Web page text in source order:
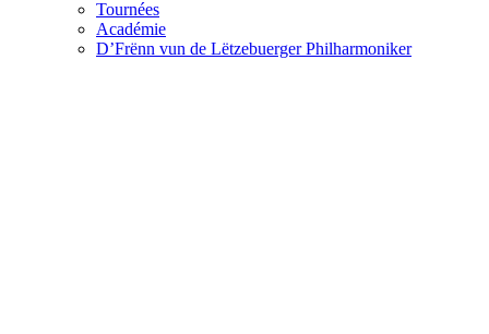
Tournées
Académie
D’Frënn vun de Lëtzebuerger Philharmoniker